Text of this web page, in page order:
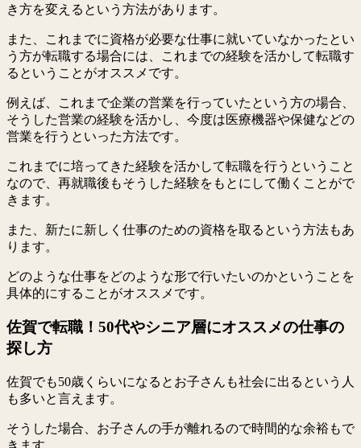
き方を変えるという方法があります。
また、これまでに資格が必要な仕事に就いていなかったとい
う方が転職する場合には、これまでの経験を活かして転職す
るということがオススメです。
例えば、これまで企業の営業を行っていたという方の場合、
そうした営業の経験を活かし、今度は医療機器や保健などの
営業を行うといった方法です。
これまでに培ってきた経験を活かして転職を行うということ
なので、再就職後もそうした経験をもとにして働くことがで
きます。
また、新たに新しく仕事のための資格を取るという方法もあ
ります。
どのような仕事をどのような形で行いたいのかということを
具体的にすることがオススメです。
佐賀で転職！50代やシニア層にオススメの仕事の
探し方
佐賀でも50歳くらいになるとお子さんも社会に出るという人
も多いと言えます。
そうした場合、お子さんの手が離れるので時間的な余裕もで
きます。